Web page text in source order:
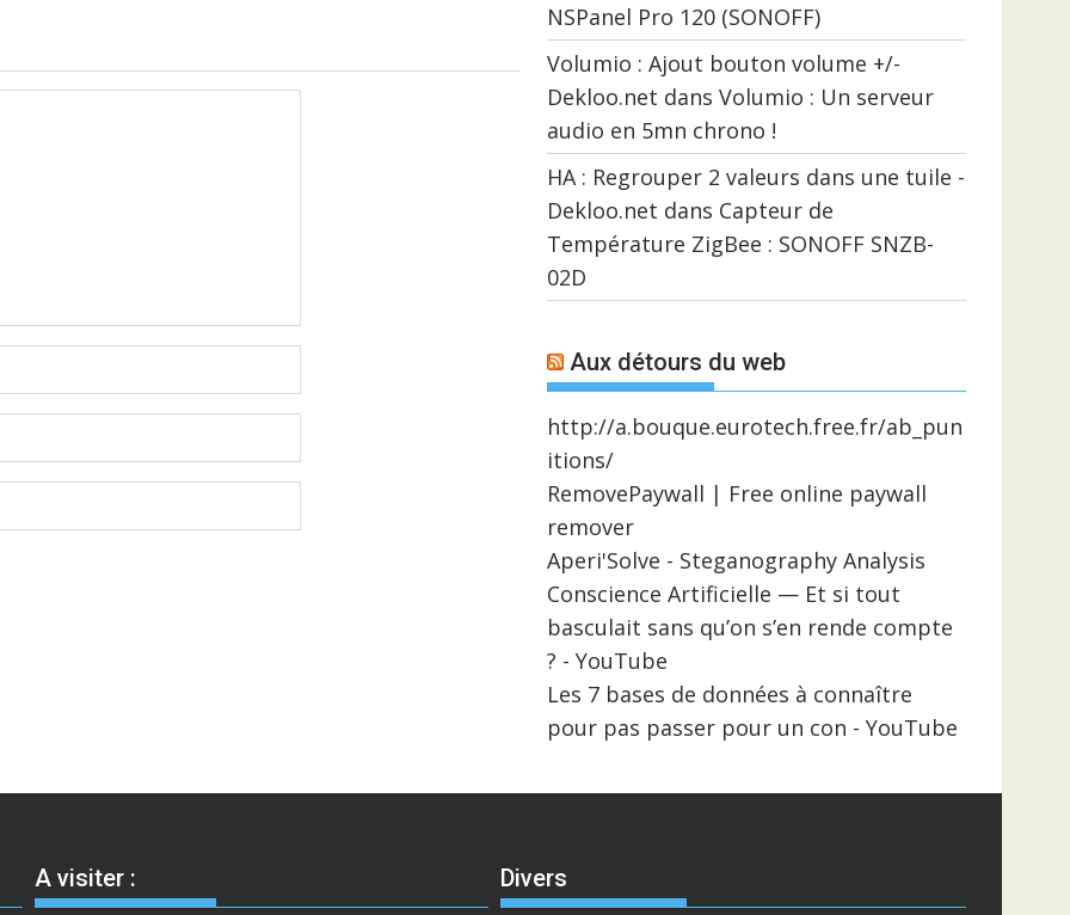
NSPanel Pro 120 (SONOFF)
Volumio : Ajout bouton volume +/-
Dekloo.net dans Volumio : Un serveur
audio en 5mn chrono !
HA : Regrouper 2 valeurs dans une tuile -
Dekloo.net dans Capteur de
Température ZigBee : SONOFF SNZB-
02D
Aux détours du web
http://a.bouque.eurotech.free.fr/ab_pun
itions/
RemovePaywall | Free online paywall
remover
Aperi'Solve - Steganography Analysis
Conscience Artificielle — Et si tout
basculait sans qu’on s’en rende compte
? - YouTube
Les 7 bases de données à connaître
pour pas passer pour un con - YouTube
A visiter : Divers